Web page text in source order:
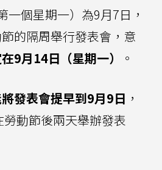
一個星期一）為9月7日，
的隔周舉行發表會，意
9月14日（星期一） 。
發表會提早到9月9日 ，
動節後兩天舉辦發表